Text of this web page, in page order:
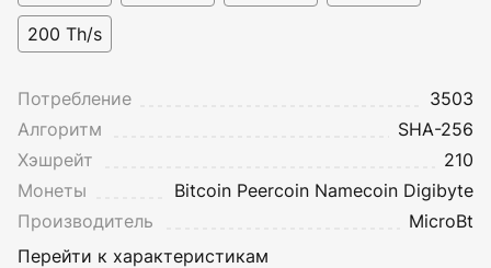
200 Th/s
Потребление
3503
Алгоритм
SHA-256
Хэшрейт
210
Монеты
Bitcoin Peercoin Namecoin Digibyte
Производитель
MicroBt
Перейти к характеристикам